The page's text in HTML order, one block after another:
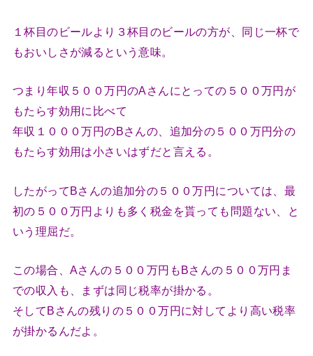
１杯目のビールより３杯目のビールの方が、同じ一杯で
もおいしさが減るという意味。
つまり年収５００万円のAさんにとっての５００万円が
もたらす効用に比べて
年収１０００万円のBさんの、追加分の５００万円分の
もたらす効用は小さいはずだと言える。
したがってBさんの追加分の５００万円については、最
初の５００万円よりも多く税金を貰っても問題ない、と
いう理屈だ。
この場合、Aさんの５００万円もBさんの５００万円ま
での収入も、まずは同じ税率が掛かる。
そしてBさんの残りの５００万円に対してより高い税率
が掛かるんだよ。